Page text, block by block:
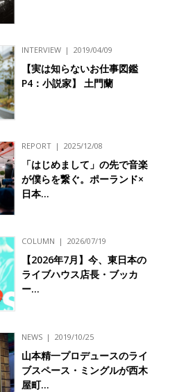
INTERVIEW 2019/04/09
【実は知らないお仕事図鑑
P4：小説家】 土門蘭
REPORT 2025/12/08
「はじめまして」の先で音楽
が僕らを繋ぐ。ポーランド×
日本…
COLUMN 2026/07/19
【2026年7月】今、東日本の
ライブハウス店長・ブッカ
ー…
NEWS 2019/10/25
山本精一プロデュースのライ
ブスペース・ミングルが西木
屋町…